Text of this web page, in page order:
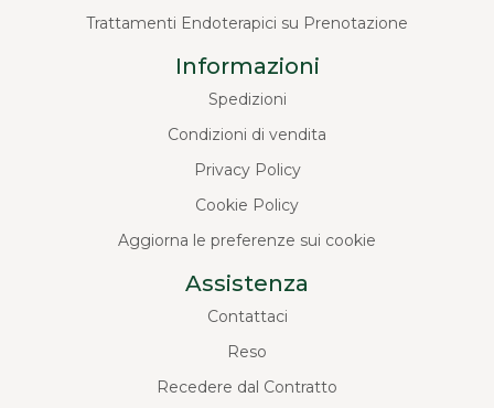
Trattamenti Endoterapici su Prenotazione
Informazioni
Spedizioni
Condizioni di vendita
Privacy Policy
Cookie Policy
Aggiorna le preferenze sui cookie
Assistenza
Contattaci
Reso
Recedere dal Contratto